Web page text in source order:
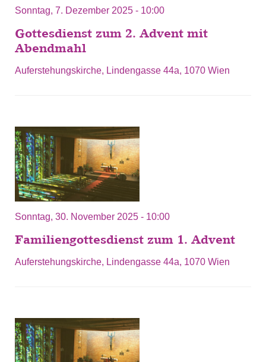
Sonntag, 7. Dezember 2025 - 10:00
Gottesdienst zum 2. Advent mit
Abendmahl
Auferstehungskirche, Lindengasse 44a, 1070 Wien
Sonntag, 30. November 2025 - 10:00
Familiengottesdienst zum 1. Advent
Auferstehungskirche, Lindengasse 44a, 1070 Wien